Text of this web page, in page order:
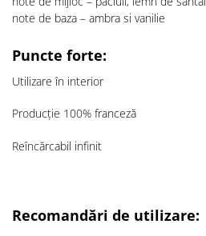
note de baza – ambra si vanilie
Puncte forte:
Utilizare în interior
Producție 100% franceză
Reîncărcabil infinit
Recomandări de utilizare: